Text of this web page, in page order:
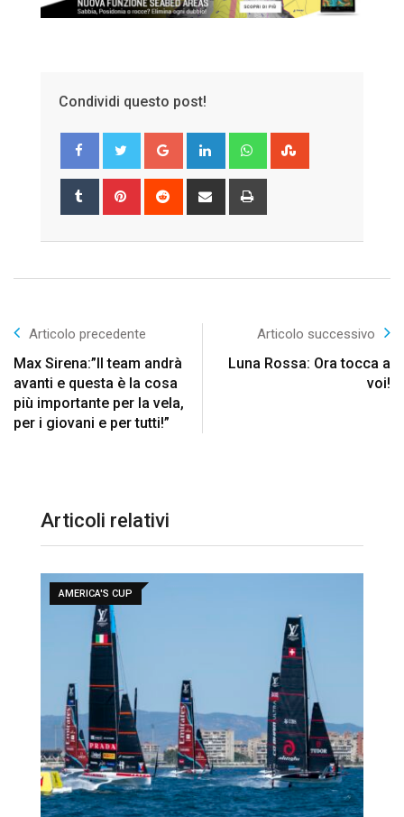
Condividi questo post!
Google+ LinkedIn Whatsapp
Tumblr Pinterest Reddit
Share
Articolo precedente
Max Sirena:”Il team andrà
avanti e questa è la cosa
più importante per la vela,
per i giovani e per tutti!”
Articolo successivo
Luna Rossa: Ora tocca a
voi!
Articoli relativi
AMERICA'S CUP